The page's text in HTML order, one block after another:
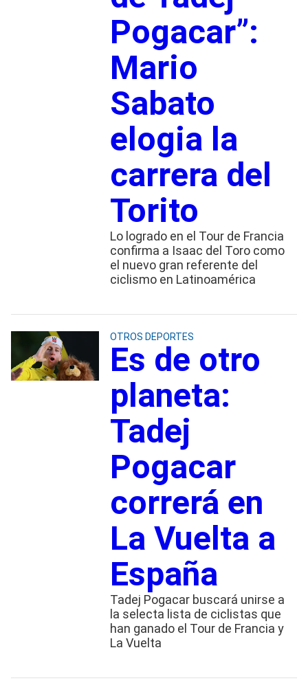
Pogacar”:
Mario
Sabato
elogia la
carrera del
Torito
Lo logrado en el Tour de Francia
confirma a Isaac del Toro como
el nuevo gran referente del
ciclismo en Latinoamérica
OTROS DEPORTES
Es de otro
planeta:
Tadej
Pogacar
correrá en
La Vuelta a
España
Tadej Pogacar buscará unirse a
la selecta lista de ciclistas que
han ganado el Tour de Francia y
La Vuelta